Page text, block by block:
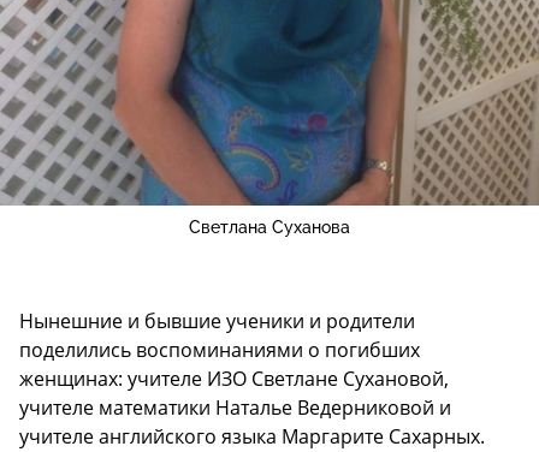
Светлана Суханова
Нынешние и бывшие ученики и родители
поделились воспоминаниями о погибших
женщинах: учителе ИЗО Светлане Сухановой,
учителе математики Наталье Ведерниковой и
учителе английского языка Маргарите Сахарных.